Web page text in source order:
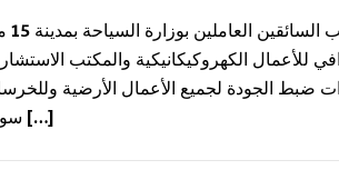
الكهروكيكانيكية والمكتب
ضبط الجودة لجميع الأعمال الأرضية
سواء كانت الاختبارات […]